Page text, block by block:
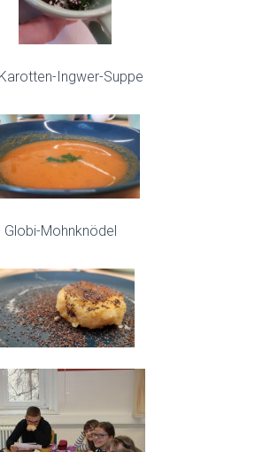
Ingwer-Suppe
Mohnknödel